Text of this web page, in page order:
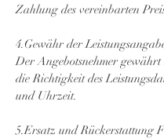
Zahlung des vereinbarten
4.Gewähr der
Der Angebotsnehmer
die Richtigkeit des
und Uhrzeit.
5.Ersatz und Rückerstattung